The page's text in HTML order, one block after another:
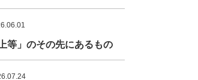
等」のその先にあるもの